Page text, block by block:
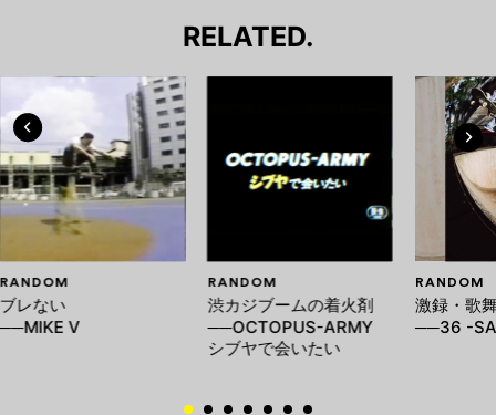
RELATED.
RANDOM
ブレない
──MIKE V
RANDOM
渋カジブームの着火剤
──OCTOPUS-ARMY
シブヤで会いたい
RANDOM
激録・歌
──36 -